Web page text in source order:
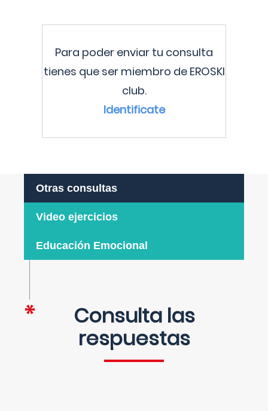
Para poder enviar tu consulta
tienes que ser miembro de EROSKI
club.
Identificate
Otras consultas
Video ejercicios
Educación Emocional
Consulta las
respuestas